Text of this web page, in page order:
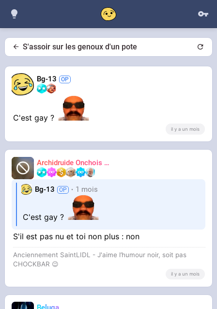
S'assoir sur les genoux d'un pote
Bg-13
C'est gay ?
il y a un mois
Archidruide Onchois
🍀️🌩️🐻️
Bg-13 1 mois
C'est gay ?
S'il est pas nu et toi non plus : non
Anciennement SaintLIDL - J'aime l’humour noir, soit pas
CHOCKBAR 😉️
il y a un mois